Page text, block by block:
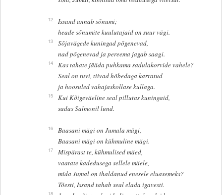
12
Issand annab sõnumi;
heade sõnumite kuulutajaid on suur vägi.
13
Sõjavägede kuningad põgenevad,
nad põgenevad ja pereema jagab saagi.
14
Kas tahate jääda puhkama sadulakorvide vahele?
Seal on tuvi, tiivad hõbedaga karratud
ja hoosuled vahajaskollase kullaga.
15
Kui Kõigeväeline seal pillutas kuningaid,
sadas Salmonil lund.
16
Baasani mägi on Jumala mägi,
Baasani mägi on kühmuline mägi.
17
Mispärast te, kühmulised mäed,
vaatate kadedusega sellele mäele,
mida Jumal on ihaldanud enesele eluasemeks?
Tõesti, Issand tahab seal elada igavesti.